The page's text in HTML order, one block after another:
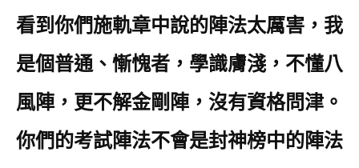
看到你們施軌章中說的陣法太厲害，我
是個普通、慚愧者，學識膚淺，不懂八
風陣，更不解金剛陣，沒有資格問津。
你們的考試陣法不會是封神榜中的陣法